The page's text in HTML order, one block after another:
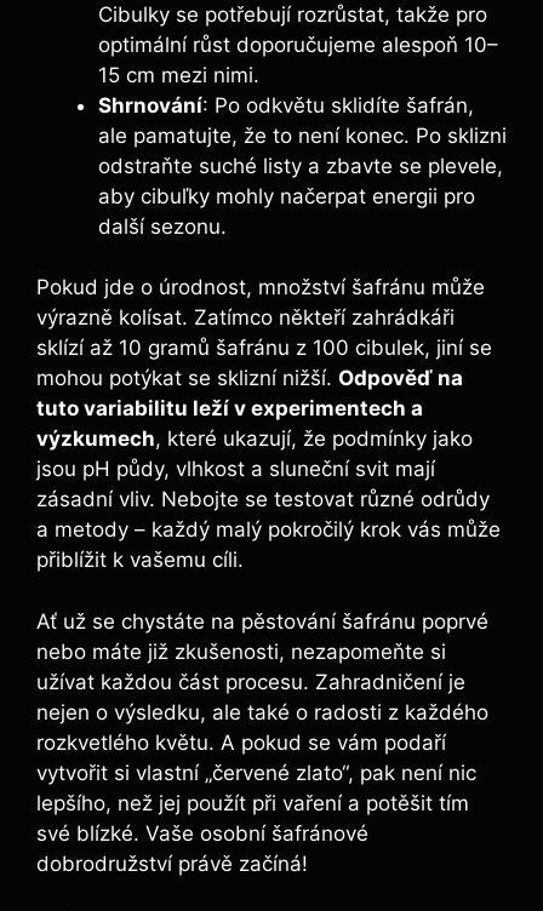
Cibulky se potřebují rozrůstat, takže pro
optimální růst doporučujeme alespoň 10–
15 cm mezi nimi.
Shrnování: Po odkvětu sklidíte šafrán,
ale pamatujte, že to není konec. Po sklizni
odstraňte suché listy a zbavte se plevele,
aby cibuľky mohly načerpat energii pro
další sezonu.
Pokud jde o úrodnost, množství šafránu může
výrazně kolísat. Zatímco někteří zahrádkáři
sklízí až 10 gramů šafránu z 100 cibulek, jiní se
mohou potýkat se sklizní nižší. Odpověď na
tuto variabilitu leží v experimentech a
výzkumech, které ukazují, že podmínky jako
jsou pH půdy, vlhkost a sluneční svit mají
zásadní vliv. Nebojte se testovat různé odrůdy
a metody – každý malý pokročilý krok vás může
přiblížit k vašemu cíli.
Ať už se chystáte na pěstování šafránu poprvé
nebo máte již zkušenosti, nezapomeňte si
užívat každou část procesu. Zahradničení je
nejen o výsledku, ale také o radosti z každého
rozkvetlého květu. A pokud se vám podaří
vytvořit si vlastní „červené zlato“, pak není nic
lepšího, než jej použít při vaření a potěšit tím
své blízké. Vaše osobní šafránové
dobrodružství právě začíná!